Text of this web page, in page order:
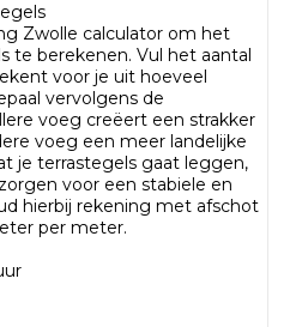
Zwolle calculator om het
te berekenen. Vul het aantal
voor je uit hoeveel
vervolgens de
voeg creëert een strakker
voeg een meer landelijke
je terrastegels gaat leggen,
voor een stabiele en
hierbij rekening met afschot
per meter.